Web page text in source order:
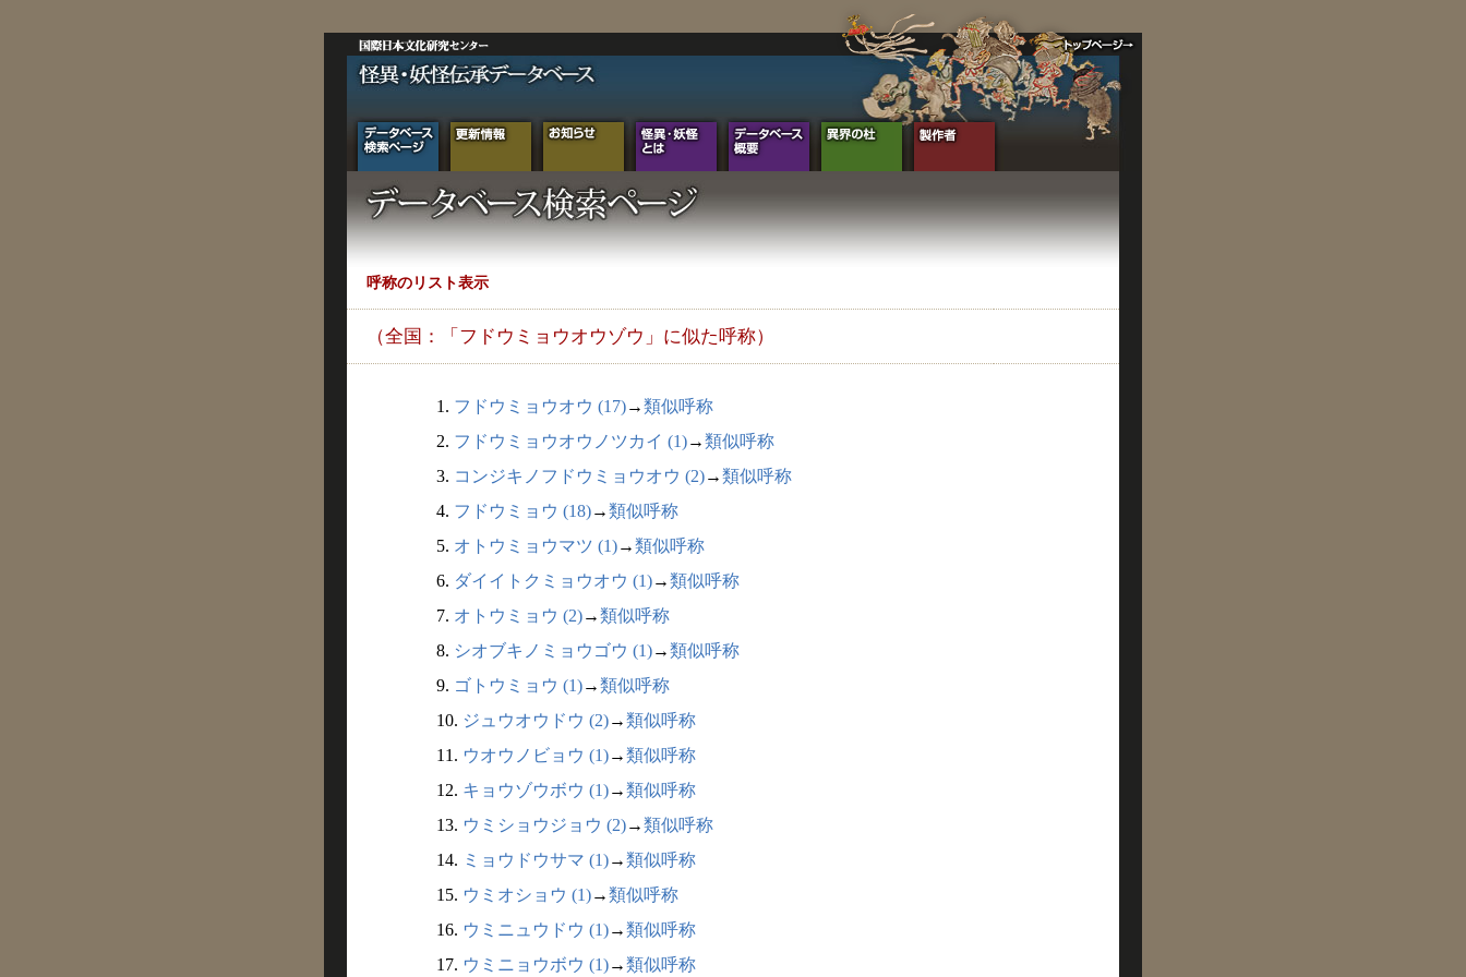
呼称のリスト表示
（全国：「フドウミョウオウゾウ」に似た呼称）
1. フドウミョウオウ (17)→類似呼称
2. フドウミョウオウノツカイ (1)→類似呼称
3. コンジキノフドウミョウオウ (2)→類似呼称
4. フドウミョウ (18)→類似呼称
5. オトウミョウマツ (1)→類似呼称
6. ダイイトクミョウオウ (1)→類似呼称
7. オトウミョウ (2)→類似呼称
8. シオブキノミョウゴウ (1)→類似呼称
9. ゴトウミョウ (1)→類似呼称
10. ジュウオウドウ (2)→類似呼称
11. ウオウノビョウ (1)→類似呼称
12. キョウゾウボウ (1)→類似呼称
13. ウミショウジョウ (2)→類似呼称
14. ミョウドウサマ (1)→類似呼称
15. ウミオショウ (1)→類似呼称
16. ウミニュウドウ (1)→類似呼称
17. ウミニョウボウ (1)→類似呼称